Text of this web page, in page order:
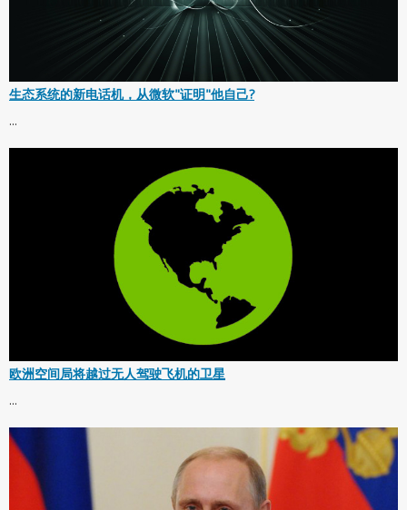
生态系统的新电话机，从微软"证明"他自己?
...
欧洲空间局将越过无人驾驶飞机的卫星
...